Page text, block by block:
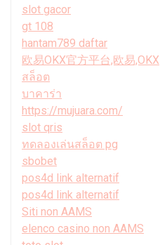
slot gacor
gt 108
hantam789 daftar
欧易OKX官方平台,欧易,OKX
สล็อต
บาคาร่า
https://mujuara.com/
slot qris
ทดลองเล่นสล็อต pg
sbobet
pos4d link alternatif
pos4d link alternatif
Siti non AAMS
elenco casino non AAMS